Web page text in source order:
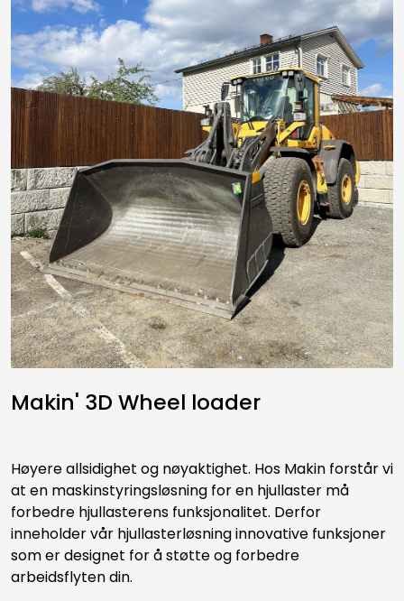
Makin' 3D Wheel loader
Høyere allsidighet og nøyaktighet. Hos Makin forstår vi
at en maskinstyringsløsning for en hjullaster må
forbedre hjullasterens funksjonalitet. Derfor
inneholder vår hjullasterløsning innovative funksjoner
som er designet for å støtte og forbedre
arbeidsflyten din.